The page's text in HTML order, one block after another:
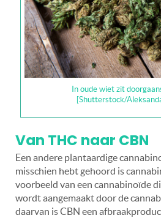
In oude wiet zit
[Shutterstock/
Van THC naar CBN
Een andere plantaardige
misschien hebt gehoord is
voorbeeld van een cannabinoïde
wordt aangemaakt door de
daarvan isCBN een